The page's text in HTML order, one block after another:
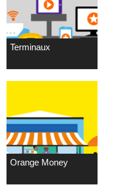
Terminaux
Orange Money